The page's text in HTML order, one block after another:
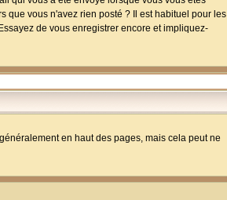
que vous n'avez rien posté ? Il est habituel pour les
de vous enregistrer encore et impliquez-
en haut des pages, mais cela peut ne